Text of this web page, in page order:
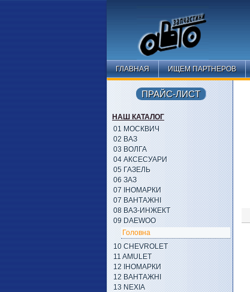
ГЛАВНАЯ ИЩЕМ ПАРТНЕРОВ
ПРАЙС-ЛИСТ
НАШ КАТАЛОГ
01 МОСКВИЧ
02 ВАЗ
03 ВОЛГА
04 АКСЕСУАРИ
05 ГАЗЕЛЬ
06 ЗАЗ
07 ІНОМАРКИ
07 ВАНТАЖНІ
08 ВАЗ-ИНЖЕКТ
09 DAEWOO
Головна
10 CHEVROLET
11 AMULET
12 ІНОМАРКИ
12 ВАНТАЖНІ
13 NEXIA